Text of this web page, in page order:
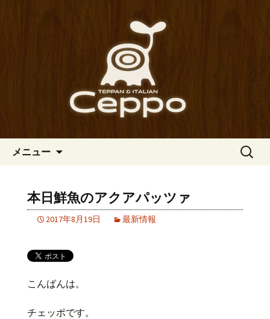
南船場・心斎橋のイタリアン
「Ceppo（チェッポ）」の公式
イタリアン「Ceppo（チェッポ）」。
さまざまなパスタや讃岐オリーブ牛の
ステーキのほか、バルメニューも豊富
にご用意。デートにも一人飲みのお客
様にもぴったりです。
メニュー
検
本日鮮魚のアクアパッツァ
2017年8月19日 最新情報
こんばんは。
チェッポです。